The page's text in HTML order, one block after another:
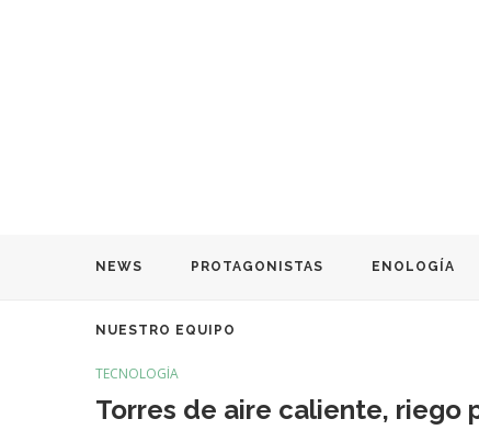
NEWS PROTAGONISTAS ENOLOGÍA
NUESTRO EQUIPO
TECNOLOGÍA
Torres de aire caliente, riego